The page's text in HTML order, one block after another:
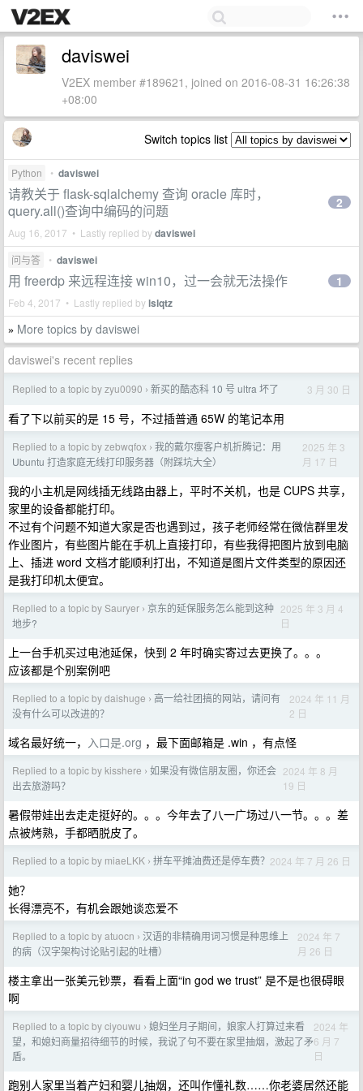
daviswei
V2EX member #189621, joined on 2016-08-31 16:26:38
+08:00
Switch topics list
Python • daviswei
请教关于 flask-sqlalchemy 查询 oracle 库时，
query.all()查询中编码的问题
Aug 16, 2017 • Lastly replied bydaviswei
2
问与答 • daviswei
用 freerdp 来远程连接 win10，过一会就无法操作
Feb 4, 2017 • Lastly replied bylslqtz
1
» More topics by daviswei
daviswei's recent replies
Replied to a topic by zyu0090 › 新买的酷态科 10 号 ultra 坏了 3 月 30 日
看了下以前买的是 15 号，不过插普通 65W 的笔记本用
Replied to a topic by zebwqfox › 我的戴尔瘦客户机折腾记：用
Ubuntu 打造家庭无线打印服务器（附踩坑大全）
2025 年 3
月 17 日
我的小主机是网线插无线路由器上，平时不关机，也是 CUPS 共享，
家里的设备都能打印。
不过有个问题不知道大家是否也遇到过，孩子老师经常在微信群里发
作业图片，有些图片能在手机上直接打印，有些我得把图片放到电脑
上、插进 word 文档才能顺利打出，不知道是图片文件类型的原因还
是我打印机太便宜。
Replied to a topic by Sauryer › 京东的延保服务怎么能到这种
地步?
2025 年 3 月 4
日
上一台手机买过电池延保，快到 2 年时确实寄过去更换了。。。
应该都是个别案例吧
Replied to a topic by daishuge › 高一给社团搞的网站，请问有
没有什么可以改进的？
2024 年 11 月
2 日
域名最好统一， 入口是.org ，最下面邮箱是 .win ，有点怪
Replied to a topic by kisshere › 如果没有微信朋友圈，你还会
出去旅游吗？
2024 年 8 月
19 日
暑假带娃出去走走挺好的。。。今年去了八一广场过八一节。。。差
点被烤熟，手都晒脱皮了。
Replied to a topic by miaeLKK › 拼车平摊油费还是停车费？ 2024 年 7 月 26 日
她？
长得漂亮不，有机会跟她谈恋爱不
Replied to a topic by atuocn › 汉语的非精确用词习惯是种思维上
的病（汉字架构讨论贴引起的吐槽）
2024 年 7
月 26 日
楼主拿出一张美元钞票，看看上面“in god we trust” 是不是也很碍眼
啊
Replied to a topic by ciyouwu › 媳妇坐月子期间，娘家人打算过来看
望，和媳妇商量招待细节的时候，我说了句不要在家里抽烟，激起了矛
盾。
2024 年
6 月 7
日
跑别人家里当着产妇和婴儿抽烟，还叫作懂礼数……你老婆居然还能